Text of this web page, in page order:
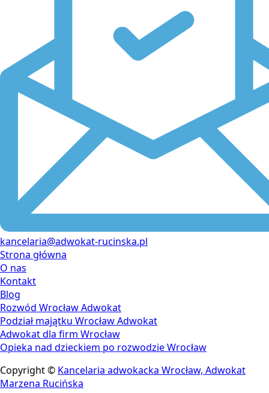
kancelaria@adwokat-rucinska.pl
Strona główna
O nas
Kontakt
Blog
Rozwód Wrocław Adwokat
Podział majątku Wrocław Adwokat
Adwokat dla firm Wrocław
Opieka nad dzieckiem po rozwodzie Wrocław
Copyright © Kancelaria adwokacka Wrocław, Adwokat
Marzena Rucińska